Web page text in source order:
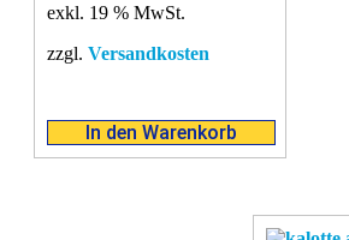
exkl. 19 % MwSt.
zzgl. Versandkosten
In den Warenkorb